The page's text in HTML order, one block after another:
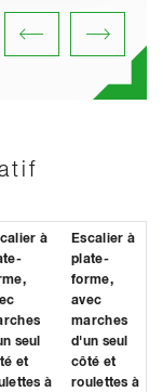
à
seul
et
à
Escalier à
plate-
forme,
avec
marches
d'un seul
côté et
roulettes à